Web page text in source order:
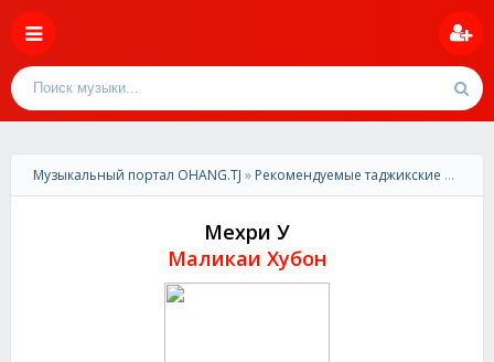
Музыкальный портал OHANG.TJ » Рекомендуемые таджикские песни
Мехри У
Маликаи Хубон